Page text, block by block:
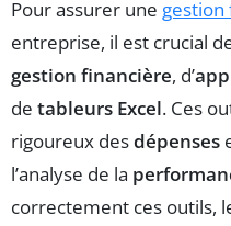
Pour assurer une gestion
entreprise, il est crucial
gestion financière, d’
de tableurs Excel. Ces
rigoureux desdépenses
l’analyse de la
correctement ces outils,